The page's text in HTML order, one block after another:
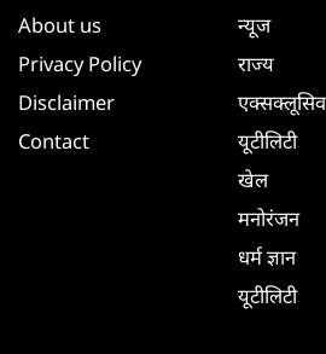
About us
Privacy Policy
Disclaimer
Contact
न्यूज
राज्य
एक्सक्लूसिव
यूटीलिटी
खेल
मनोरंजन
धर्म ज्ञान
यूटीलिटी